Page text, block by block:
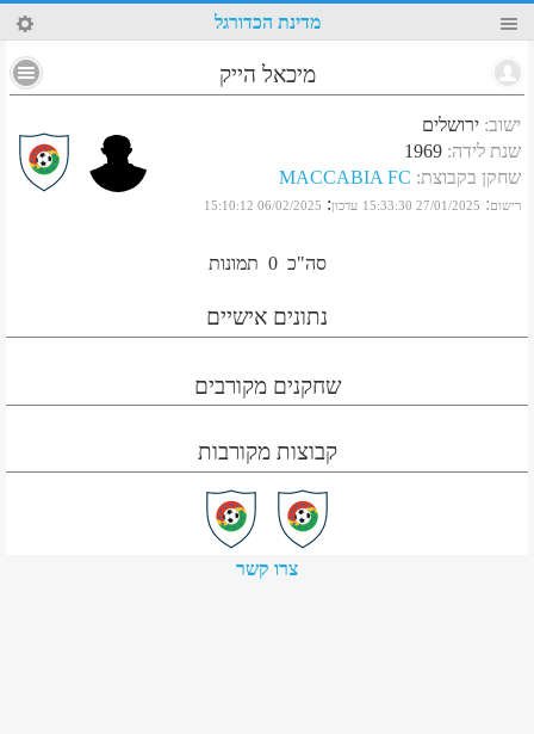
2 מדינת הכדורגל
מיכאל הייק
ישוב: ירושלים
שנת לידה:
1969
שחקן בקבוצת:
MACCABIA FC
רישום:
27/01/2025 15:33:30 עדכון:
06/02/2025 15:10:12
סה"כ 0 תמונות
נתונים אישיים
שחקנים מקורבים
קבוצות מקורבות
צרו קשר